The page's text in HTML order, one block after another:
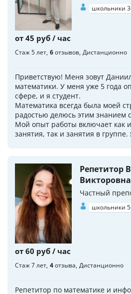
школьники
от 45 руб / час
Стаж 5 лет 6отзывов Дистанционно
Приветствую! Меня зовут
математики. У меня уже 5 года
сфере, и я студент.
Математика всегда была моей
радостью делюсь этим знанием
Мой опыт работы включает как
занятия, так и занятия в
Репетитор
Викторовна
Частный
школьники
от 60 руб / час
Стаж 7 лет 4отзыва Дистанционно
Репетитор по математике и